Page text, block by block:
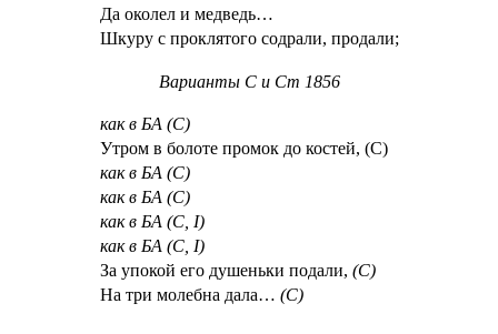
Да околел и медведь…
Шкуру с проклятого содрали, продали;
Варианты С и Ст 1856
как в БА (С)
Утром в болоте промок до костей, (С)
как в БА (С)
как в БА (С)
как в БА (С, I)
как в БА (С, I)
За упокой его душеньки подали, (С)
На три молебна дала… (С)